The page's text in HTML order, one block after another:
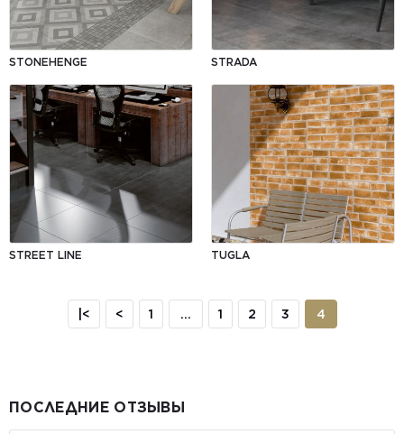
STONEHENGE STRADA
STREET LINE TUGLA
|< < 1 ... 1 2 3 4
ПОСЛЕДНИЕ ОТЗЫВЫ